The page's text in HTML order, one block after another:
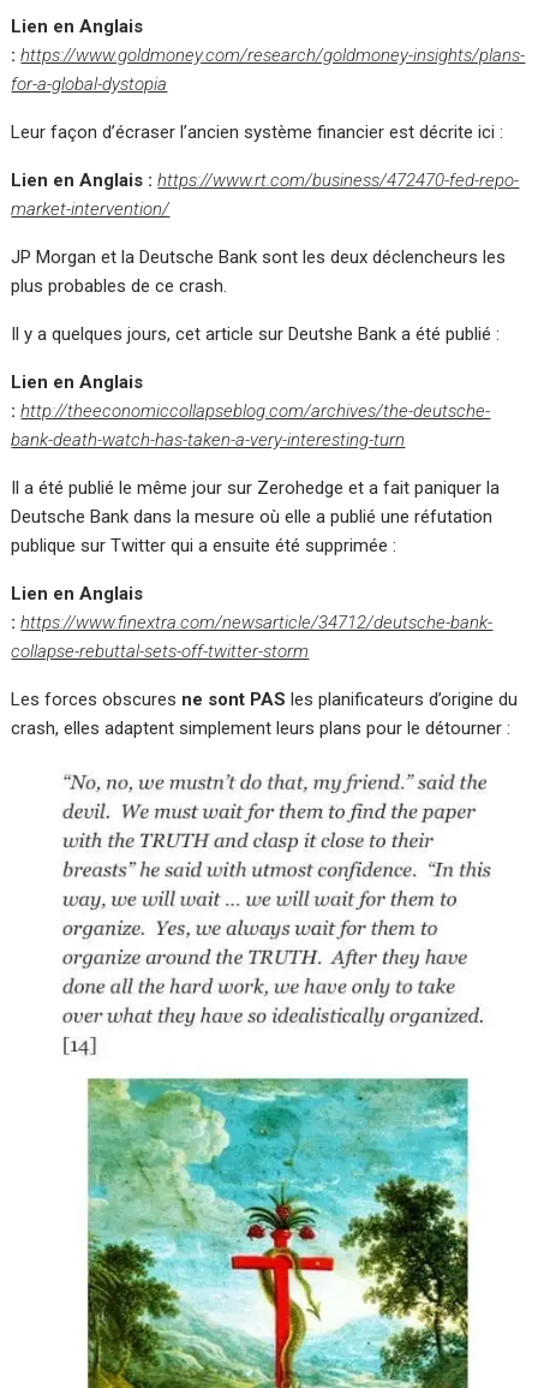
Lien en Anglais
: https://www.goldmoney.com/research/goldmoney-insights/plans-
for-a-global-dystopia
Leur façon d’écraser l’ancien système financier est décrite ici :
Lien en Anglais : https://www.rt.com/business/472470-fed-repo-
market-intervention/
JP Morgan et la Deutsche Bank sont les deux déclencheurs les
plus probables de ce crash.
Il y a quelques jours, cet article sur Deutshe Bank a été publié :
Lien en Anglais
: http://theeconomiccollapseblog.com/archives/the-deutsche-
bank-death-watch-has-taken-a-very-interesting-turn
Il a été publié le même jour sur Zerohedge et a fait paniquer la
Deutsche Bank dans la mesure où elle a publié une réfutation
publique sur Twitter qui a ensuite été supprimée :
Lien en Anglais
: https://www.finextra.com/newsarticle/34712/deutsche-bank-
collapse-rebuttal-sets-off-twitter-storm
Les forces obscures ne sont PAS les planificateurs d’origine du
crash, elles adaptent simplement leurs plans pour le détourner :